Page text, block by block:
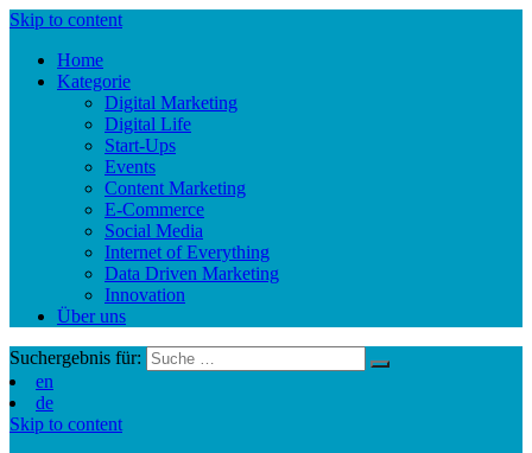
Skip to content
Home
Kategorie
Digital Marketing
Digital Life
Start-Ups
Events
Content Marketing
E-Commerce
Social Media
Internet of Everything
Data Driven Marketing
Innovation
Über uns
Suchergebnis für:
en
de
Skip to content